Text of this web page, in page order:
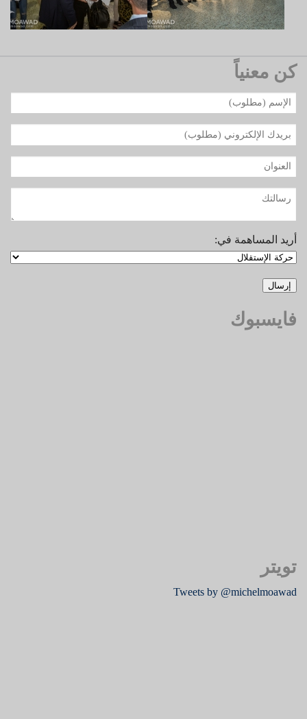
كن معنياً
أريد المساهمة في:
فايسبوك
تويتر
Tweets by @michelmoawad